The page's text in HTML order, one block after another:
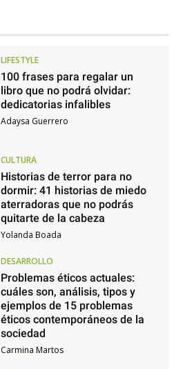
LIFESTYLE
100 frases para regalar un
libro que no podrá olvidar:
dedicatorias infalibles
Adaysa Guerrero
CULTURA
Historias de terror para no
dormir: 41 historias de miedo
aterradoras que no podrás
quitarte de la cabeza
Yolanda Boada
DESARROLLO
Problemas éticos actuales:
cuáles son, análisis, tipos y
ejemplos de 15 problemas
éticos contemporáneos de la
sociedad
Carmina Martos